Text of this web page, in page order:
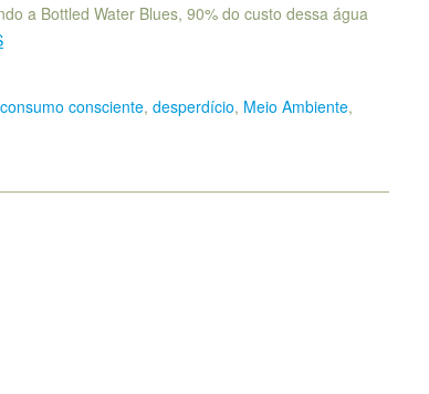
a Bottled Water Blues, 90% do custo dessa água
consumo consciente, desperdício, Meio Ambiente,